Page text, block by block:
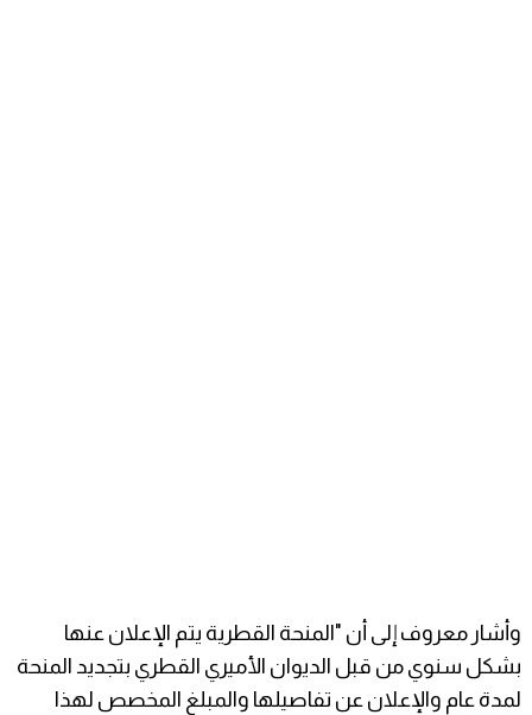
وأشار معروف إلى أن "المنحة القطرية يتم الإعلان عنها
بشكل سنوي من قبل الديوان الأميري القطري بتجديد المنحة
لمدة عام والإعلان عن تفاصيلها والمبلغ المخصص لهذا